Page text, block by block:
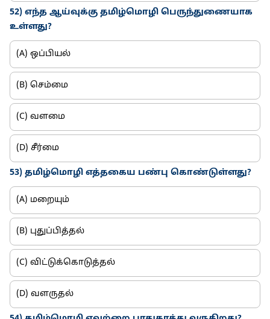
52) எந்த ஆய்வுக்கு தமிழ்மொழி பெருந்துணையாக
உள்ளது?
(A) ஒப்பியல்
(B) செம்மை
(C) வளமை
(D) சீர்மை
53) தமிழ்மொழி எத்தகைய பண்பு கொண்டுள்ளது?
(A) மறையும்
(B) புதுப்பித்தல்
(C) விட்டுக்கொடுத்தல்
(D) வளருதல்